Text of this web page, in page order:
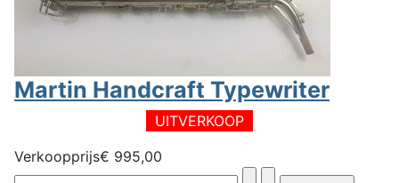
Martin Handcraft Typewriter
UITVERKOOP
Verkoopprijs€ 995,00